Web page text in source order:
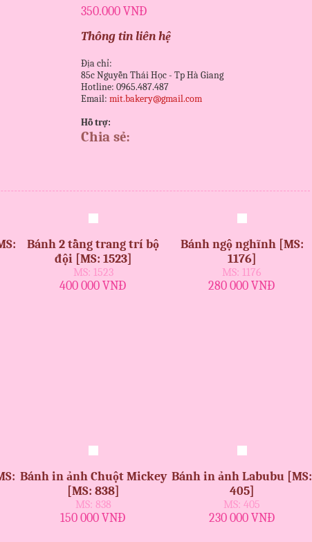
350.000 VNĐ
Thông tin liên hệ
Địa chỉ:
85c Nguyễn Thái Học - Tp Hà Giang
Hotline: 0965.487.487
Email: mit.bakery@gmail.com
Hỗ trợ:
Chia sẻ:
Bánh 2 tầng trang trí bộ
đội [MS: 1523]
MS: 1523
400 000 VNĐ
Bánh ngộ nghĩnh [MS:
1176]
MS: 1176
280 000 VNĐ
Bánh in ảnh Chuột Mickey
[MS: 838]
MS: 838
150 000 VNĐ
Bánh in ảnh Labubu [MS:
405]
MS: 405
230 000 VNĐ